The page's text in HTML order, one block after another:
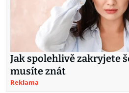
Jak spolehlivě zakryjete
musíte znát
Reklama